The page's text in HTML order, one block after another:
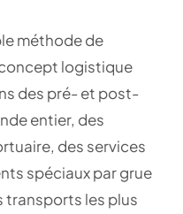
méthode de
logistique
des pré- et post-
entier, des
des services
spéciaux par grue
transports les plus